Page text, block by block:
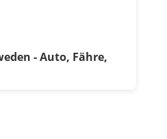
- Auto, Fähre,